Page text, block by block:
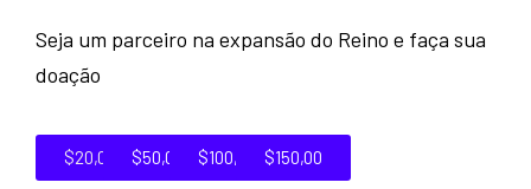
Seja um parceiro na expansão do Reino e faça sua
doação
$20,00 $50,00 $100,00 $150,00